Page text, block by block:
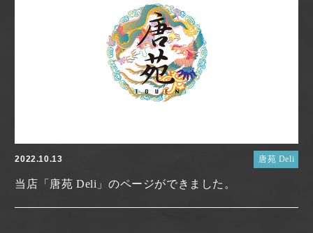
2022.10.13 唐苑 Deli
当店「唐苑 Deli」のページができました。